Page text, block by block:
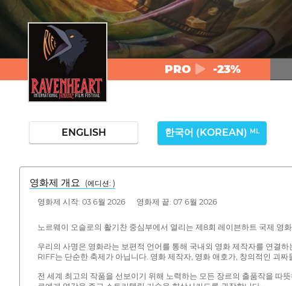
PRO -23%
ENGLISH 한국어 (KOREAN) ML
영화제 개요 (에디션: )
영화제 시작: 03 6월 2026 영화제 끝: 07 6월 2026
노르웨이 오슬로의 활기찬 중심부에서 열리는 제8회 레이븐하트 국제 영
우리의 사명은 영화라는 보편적 언어를 통해 국내외 영화 제작자를 연결
RIFF는 단순한 축제가 아닙니다. 영화 제작자, 영화 애호가, 창의적인 괴
전 세계 최고의 작품을 선보이기 위해 노력하는 모든 장르의 출품작을 따